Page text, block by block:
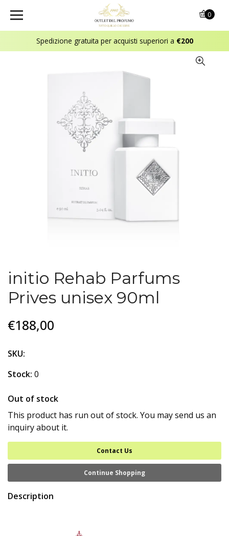
Spedizione gratuita per acquisti superiori a €200
0
initio Rehab Parfums
Prives unisex 90ml
€188,00
SKU:
Stock: 0
Out of stock
This product has run out of stock. You may send us an
inquiry about it.
Contact Us
Continue Shopping
Description